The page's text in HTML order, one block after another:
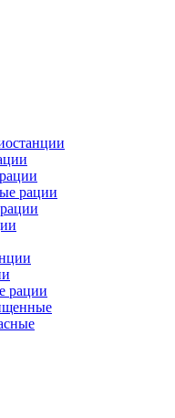
рации
рации